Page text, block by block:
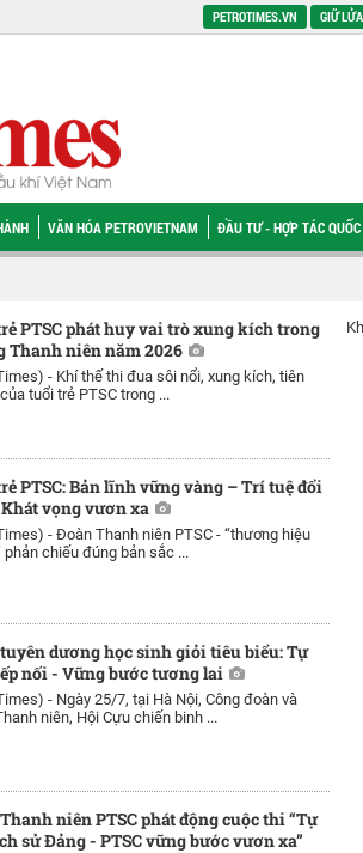
PETROTIMES.VN GIỮ
VĂN HÓA PETROVIETNAM ĐẦU TƯ - HỢP TÁC QUỐC
PTSC phát huy vai trò xung kích trong
Thanh niên năm 2026
- Khí thế thi đua sôi nổi, xung kích, tiên
tuổi trẻ PTSC trong ...
PTSC: Bản lĩnh vững vàng – Trí tuệ đổi
vọng vươn xa
- Đoàn Thanh niên PTSC - “thương hiệu
phản chiếu đúng bản sắc ...
tuyên dương học sinh giỏi tiêu biểu: Tự
nối - Vững bước tương lai
- Ngày 25/7, tại Hà Nội, Công đoàn và
niên, Hội Cựu chiến binh ...
niên PTSC phát động cuộc thi “Tự
sử Đảng - PTSC vững bước vươn xa”